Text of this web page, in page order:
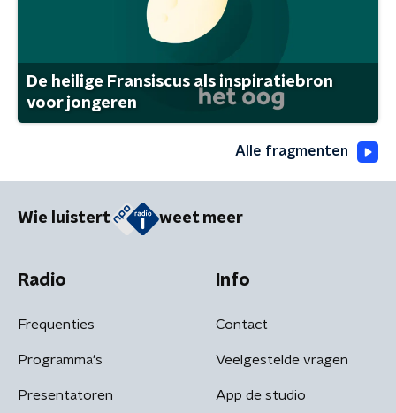
De heilige Fransiscus als inspiratiebron
voor jongeren
Alle fragmenten
Wie luistert weet meer
Radio
Frequenties
Programma's
Presentatoren
Info
Contact
Veelgestelde vragen
App de studio